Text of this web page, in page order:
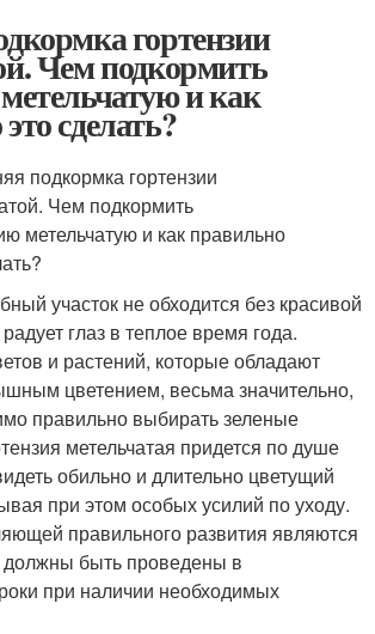
гортензии
Чем подкормить
и как
сделать?
участок не обходится без красивой
глаз в теплое время года.
и растений, которые обладают
цветением, весьма значительно,
правильно выбирать зеленые
метельчатая придется по душе
обильно и длительно цветущий
при этом особых усилий по уходу.
правильного развития являются
должны быть проведены в
при наличии необходимых